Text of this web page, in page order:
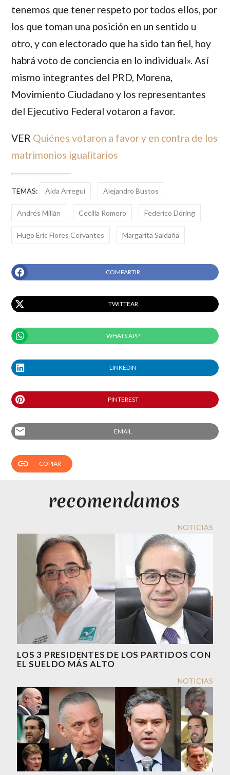
tenemos que tener respeto por todos ellos, por
los que toman una posición en un sentido u
otro, y con electorado que ha sido tan fiel, hoy
habrá voto de conciencia en lo individual». Así
mismo integrantes del PRD, Morena,
Movimiento Ciudadano y los representantes
del Ejecutivo Federal votaron a favor.
VER Quiénes votaron a favor y en contra de los
matrimonios igualitarios
TEMAS: Aida Arregui Alejandro Bustos
Andrés Millán Cecilia Romero Federico Döring
Hugo Eric Flores Cervantes Margarita Saldaña
COMPARTIR
TWITTEAR
WHATS APP
LINKEDIN
PINTEREST
email EMAIL
link COPIAR
NOTICIAS
LOS 3 PRESIDENTES DE LOS PARTIDOS CON
EL SUELDO MÁS ALTO
NOTICIAS